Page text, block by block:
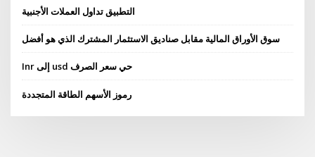
التطبيق تداول العملات الأجنبية
سوق الأوراق المالية مقابل صناديق الاستثمار المشترك الذي هو أفضل
Inr إلى usd حي سعر الصرف
رموز الأسهم الطاقة المتجددة